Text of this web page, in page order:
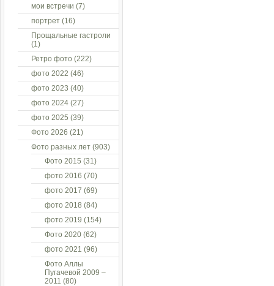
мои встречи (7)
портрет (16)
Прощальные гастроли
(1)
Ретро фото (222)
фото 2022 (46)
фото 2023 (40)
фото 2024 (27)
фото 2025 (39)
Фото 2026 (21)
Фото разных лет (903)
Фото 2015 (31)
фото 2016 (70)
фото 2017 (69)
фото 2018 (84)
фото 2019 (154)
Фото 2020 (62)
фото 2021 (96)
Фото Аллы
Пугачевой 2009 –
2011 (80)